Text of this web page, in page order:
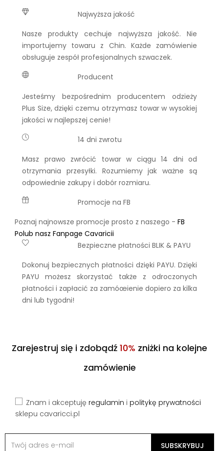
Najwyższa jakość
Nasze produkty cechuje najwyższa jakość. Nie
importujemy towaru z Chin. Każde zamówienie
obsługuje zespół profesjonalnych szwaczek.
Producent
Jesteśmy bezpośrednim producentem odzieży
Plus Size, dzięki czemu otrzymasz towar w wysokiej
jakości w najlepszej cenie!
14 dni zwrotu
Masz prawo zwrócić towar w ciągu 14 dni od
otrzymania przesyłki. Rozumiemy jak ważne są
odpowiednie zakupy i dobór rozmiaru.
Promocje na FB
Poznaj najnowsze promocje prosto z naszego - FB
Polub nasz Fanpage Cavaricii
Bezpieczne płatności BLIK & PAYU
Dokonuj bezpiecznych płatności dzięki PAYU. Dzięki
PAYU możesz skorzystać także z odroczonych
płatności i zapłacić za zamóœienie dopiero za kilka
dni lub tygodni!
Zarejestruj się i zdobądź 10% zniżki na kolejne
zamówienie
Znam i akceptuję regulamin i politykę prywatności
sklepu cavaricci.pl
SUBSKRYBUJ